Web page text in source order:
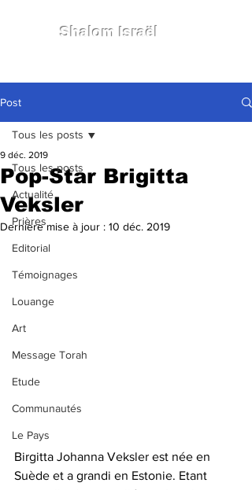
Shalom Israël
Post
Tous les posts
Actualité
Prières
Editorial
Témoignages
Louange
Art
Message Torah
Etude
Communautés
Le Pays
Tous les posts
Pop-Star Brigitta
Veksler
9 déc. 2019
Dernière mise à jour : 10 déc. 2019
Birgitta Johanna Veksler est née en
Suède et a grandi en Estonie. Etant